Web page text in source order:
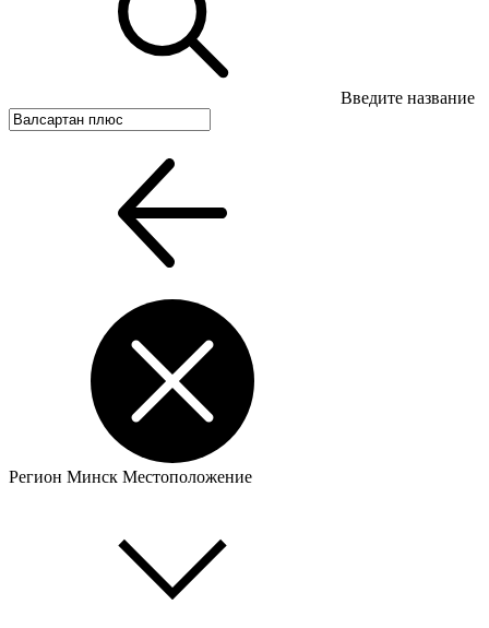
Введите название
Регион Минск Местоположение